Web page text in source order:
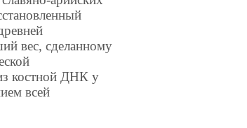
вес, сделанному
костной ДНК у
всей